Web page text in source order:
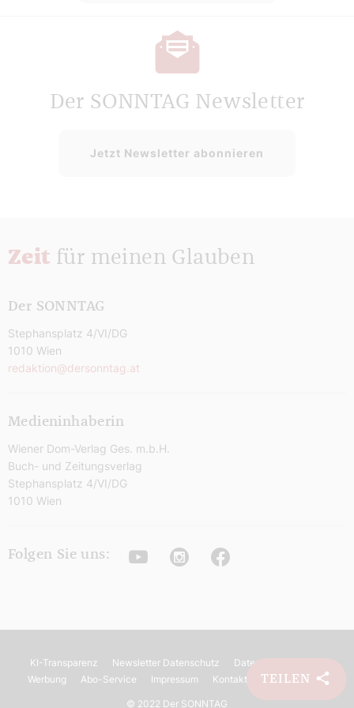
TEILEN
Der SONNTAG Newsletter
Jetzt Newsletter abonnieren
Zeit für meinen Glauben
Der SONNTAG
Stephansplatz 4/VI/DG
1010 Wien
redaktion@dersonntag.at
Medieninhaberin
Wiener Dom-Verlag Ges. m.b.H.
Buch- und Zeitungsverlag
Stephansplatz 4/VI/DG
1010 Wien
Folgen Sie uns: YoutubeInstagramFacebook
KI-Transparenz Newsletter Datenschutz Datenschutz
Werbung
Abo-Service Impressum Kontakt Barrierefreiheit
© 2022 Der SONNTAG